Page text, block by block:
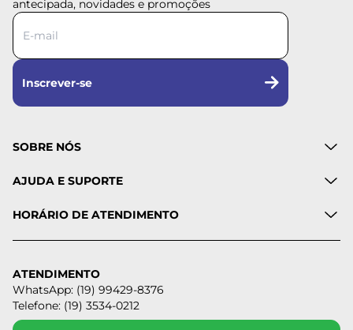
antecipada, novidades e promoções
Inscrever-se
SOBRE NÓS
AJUDA E SUPORTE
HORÁRIO DE ATENDIMENTO
ATENDIMENTO
WhatsApp: (19) 99429-8376
Telefone: (19) 3534-0212